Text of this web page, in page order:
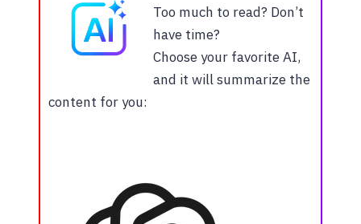
Too much to read? Don’t
have time?
Choose your favorite AI,
and it will summarize the
content for you: